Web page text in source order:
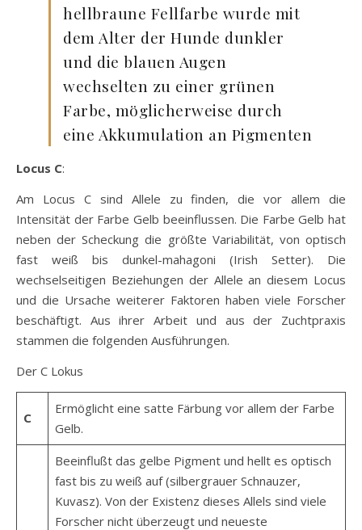
hellbraune Fellfarbe wurde mit
dem Alter der Hunde dunkler
und die blauen Augen
wechselten zu einer grünen
Farbe, möglicherweise durch
eine Akkumulation an Pigmenten
Locus C:
Am Locus C sind Allele zu finden, die vor allem die
Intensität der Farbe Gelb beeinflussen. Die Farbe Gelb hat
neben der Scheckung die größte Variabilität, von optisch
fast weiß bis dunkel-mahagoni (Irish Setter). Die
wechselseitigen Beziehungen der Allele an diesem Locus
und die Ursache weiterer Faktoren haben viele Forscher
beschäftigt. Aus ihrer Arbeit und aus der Zuchtpraxis
stammen die folgenden Ausführungen.
Der C Lokus
C
Ermöglicht eine satte Färbung vor allem der Farbe
Gelb.
Beeinflußt das gelbe Pigment und hellt es optisch
fast bis zu weiß auf (silbergrauer Schnauzer,
Kuvasz). Von der Existenz dieses Allels sind viele
Forscher nicht überzeugt und neueste